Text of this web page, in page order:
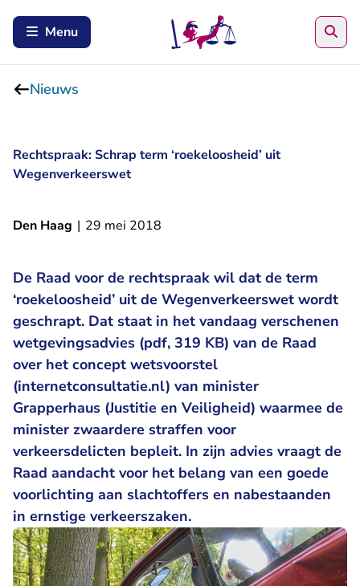
Menu
Nieuws
Rechtspraak: Schrap term ‘roekeloosheid’ uit
Wegenverkeerswet
Den Haag | 29 mei 2018
De Raad voor de rechtspraak wil dat de term
‘roekeloosheid’ uit de Wegenverkeerswet wordt
geschrapt. Dat staat in het vandaag verschenen
wetgevingsadvies (pdf, 319 KB) van de Raad
over het concept wetsvoorstel
(internetconsultatie.nl) van minister
Grapperhaus (Justitie en Veiligheid) waarmee de
minister zwaardere straffen voor
verkeersdelicten bepleit. In zijn advies vraagt de
Raad aandacht voor het belang van een goede
voorlichting aan slachtoffers en nabestaanden
in ernstige verkeerszaken.